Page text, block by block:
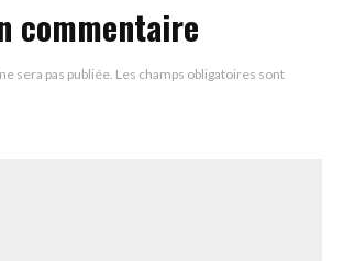
commentaire
sera pas publiée. Les champs obligatoires sont